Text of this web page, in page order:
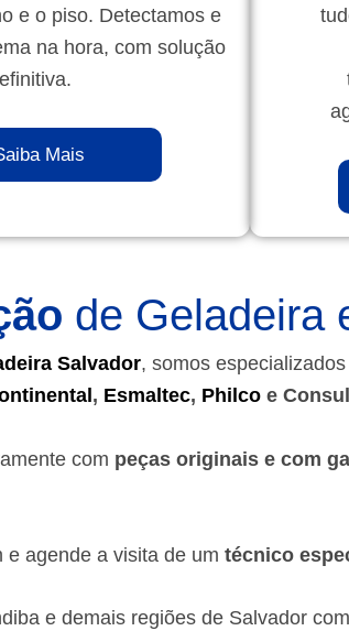
e o piso. Detectamos e
na hora, com solução
Mais
de Geladeira
Salvador, somos
, Esmaltec, Philco e Consul
com peças originais e com
e agende a visita de um técnico
e demais regiões de Salvador